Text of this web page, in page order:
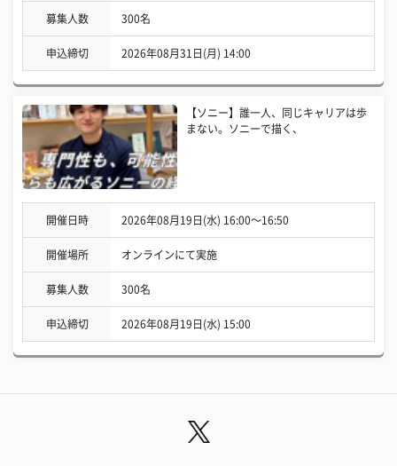
募集人数 300名
申込締切 2026年08月31日(月) 14:00
【ソニー】誰一人、同じキャリアは歩
まない。ソニーで描く、
開催日時 2026年08月19日(水) 16:00〜16:50
開催場所 オンラインにて実施
募集人数 300名
申込締切 2026年08月19日(水) 15:00